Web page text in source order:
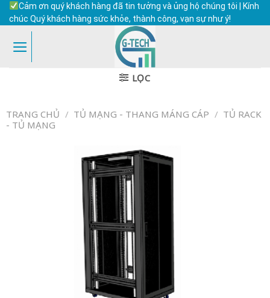
Skip
content
Cảm ơn quý khách hàng đã tin tưởng và ủng hộ chúng tôi | Kính
chúc Quý khách hàng sức khỏe, thành công, vạn sự như ý!
LỌC
TRANG CHỦ / TỦ MẠNG - THANG MÁNG CÁP / TỦ RACK
- TỦ MẠNG